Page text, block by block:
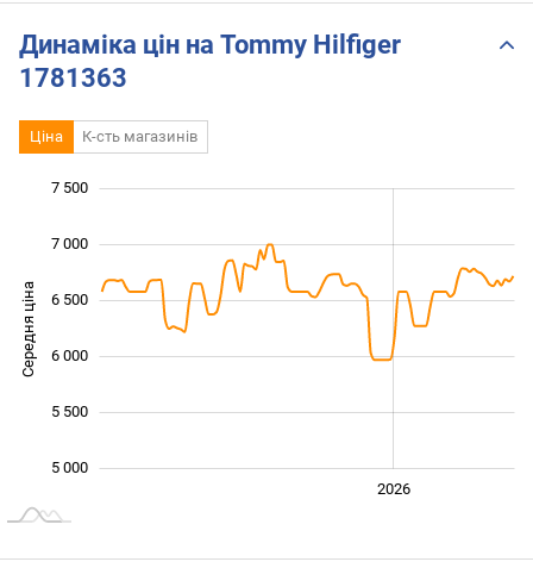
Динаміка цін на Tommy Hilfiger
1781363
Ціна К-сть магазинів
Середня ціна
5 000
5 500
6 000
6 500
7 000
7 500
2026